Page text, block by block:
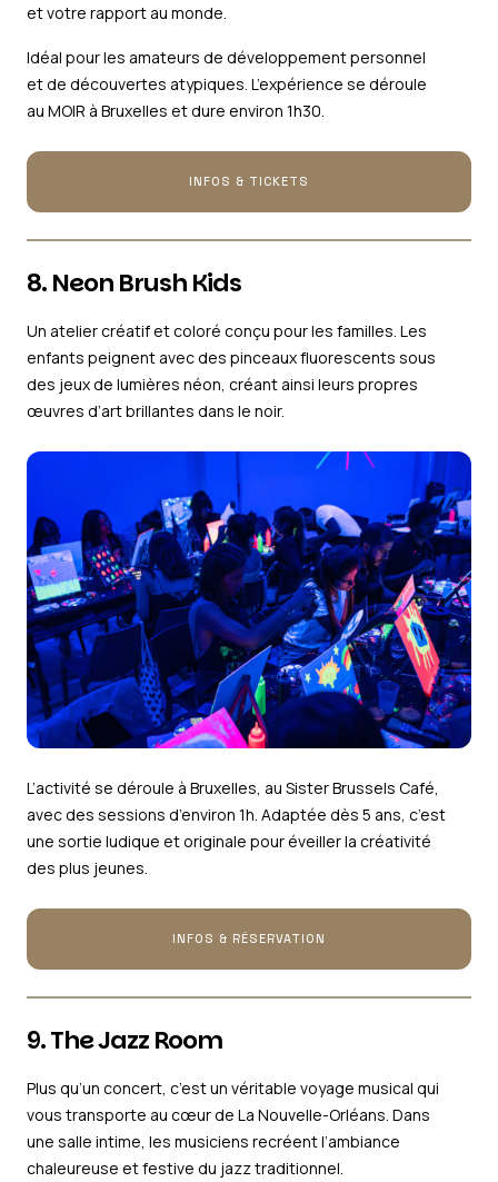
et votre rapport au monde.
Idéal pour les amateurs de développement personnel
et de découvertes atypiques. L’expérience se déroule
au MOIR à Bruxelles et dure environ 1h30.
INFOS & TICKETS
8. Neon Brush Kids
Un atelier créatif et coloré conçu pour les familles. Les
enfants peignent avec des pinceaux fluorescents sous
des jeux de lumières néon, créant ainsi leurs propres
œuvres d’art brillantes dans le noir.
L’activité se déroule à Bruxelles, au Sister Brussels Café,
avec des sessions d’environ 1h. Adaptée dès 5 ans, c’est
une sortie ludique et originale pour éveiller la créativité
des plus jeunes.
INFOS & RÉSERVATION
9. The Jazz Room
Plus qu’un concert, c’est un véritable voyage musical qui
vous transporte au cœur de La Nouvelle-Orléans. Dans
une salle intime, les musiciens recréent l’ambiance
chaleureuse et festive du jazz traditionnel.